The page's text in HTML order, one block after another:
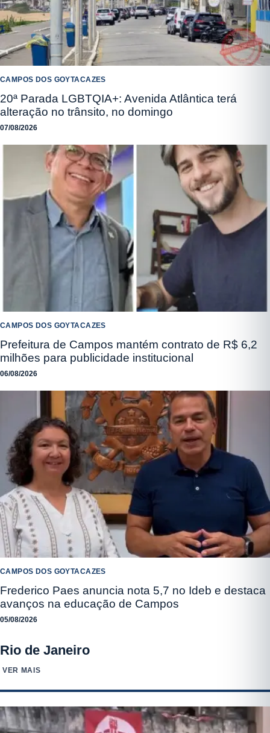
CAMPOS DOS GOYTACAZES
20ª Parada LGBTQIA+: Avenida Atlântica terá
alteração no trânsito, no domingo
07/08/2026
CAMPOS DOS GOYTACAZES
Prefeitura de Campos mantém contrato de R$ 6,2
milhões para publicidade institucional
06/08/2026
CAMPOS DOS GOYTACAZES
Frederico Paes anuncia nota 5,7 no Ideb e destaca
avanços na educação de Campos
05/08/2026
Rio de Janeiro
VER MAIS